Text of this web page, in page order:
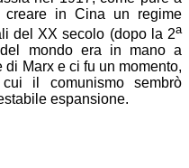
creare in Cina un regime
del XX secolo (dopo la 2a
mondo era in mano a
Marx e ci fu un momento,
il comunismo sembrò
espansione.